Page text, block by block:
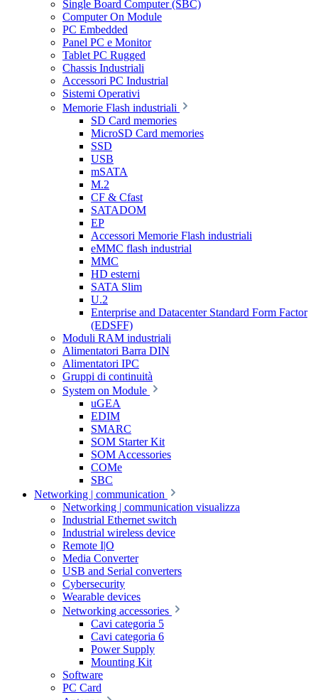
Single Board Computer (SBC)
Computer On Module
PC Embedded
Panel PC e Monitor
Tablet PC Rugged
Chassis Industriali
Accessori PC Industrial
Sistemi Operativi
Memorie Flash industriali
SD Card memories
MicroSD Card memories
SSD
USB
mSATA
M.2
CF & Cfast
SATADOM
EP
Accessori Memorie Flash industriali
eMMC flash industrial
MMC
HD esterni
SATA Slim
U.2
Enterprise and Datacenter Standard Form Factor
(EDSFF)
Moduli RAM industriali
Alimentatori Barra DIN
Alimentatori IPC
Gruppi di continuità
System on Module
uGEA
EDIM
SMARC
SOM Starter Kit
SOM Accessories
COMe
SBC
Networking | communication
Networking | communication visualizza
Industrial Ethernet switch
Industrial wireless device
Remote I|O
Media Converter
USB and Serial converters
Cybersecurity
Wearable devices
Networking accessories
Cavi categoria 5
Cavi categoria 6
Power Supply
Mounting Kit
Software
PC Card